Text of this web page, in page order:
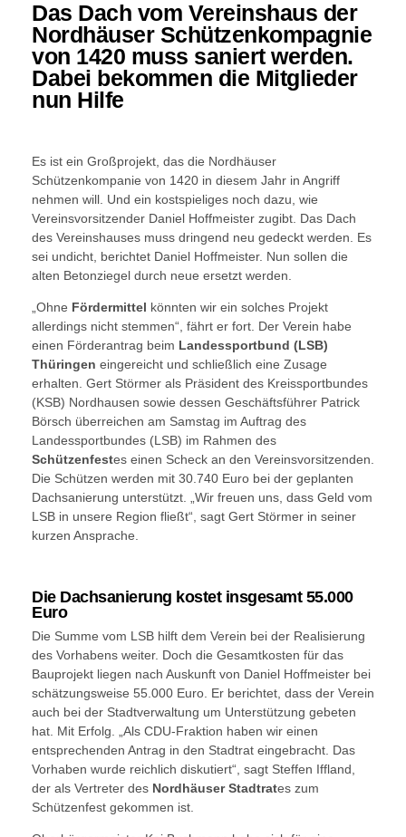
Das Dach vom Vereinshaus der
Nordhäuser Schützenkompagnie
von 1420 muss saniert werden.
Dabei bekommen die Mitglieder
nun Hilfe
Es ist ein Großprojekt, das die Nordhäuser
Schützenkompanie von 1420 in diesem Jahr in Angriff
nehmen will. Und ein kostspieliges noch dazu, wie
Vereinsvorsitzender Daniel Hoffmeister zugibt. Das Dach
des Vereinshauses muss dringend neu gedeckt werden. Es
sei undicht, berichtet Daniel Hoffmeister. Nun sollen die
alten Betonziegel durch neue ersetzt werden.
„Ohne Fördermittel könnten wir ein solches Projekt
allerdings nicht stemmen“, fährt er fort. Der Verein habe
einen Förderantrag beim Landessportbund (LSB)
Thüringen eingereicht und schließlich eine Zusage
erhalten. Gert Störmer als Präsident des Kreissportbundes
(KSB) Nordhausen sowie dessen Geschäftsführer Patrick
Börsch überreichen am Samstag im Auftrag des
Landessportbundes (LSB) im Rahmen des
Schützenfestes einen Scheck an den Vereinsvorsitzenden.
Die Schützen werden mit 30.740 Euro bei der geplanten
Dachsanierung unterstützt. „Wir freuen uns, dass Geld vom
LSB in unsere Region fließt“, sagt Gert Störmer in seiner
kurzen Ansprache.
Die Dachsanierung kostet insgesamt 55.000
Euro
Die Summe vom LSB hilft dem Verein bei der Realisierung
des Vorhabens weiter. Doch die Gesamtkosten für das
Bauprojekt liegen nach Auskunft von Daniel Hoffmeister bei
schätzungsweise 55.000 Euro. Er berichtet, dass der Verein
auch bei der Stadtverwaltung um Unterstützung gebeten
hat. Mit Erfolg. „Als CDU-Fraktion haben wir einen
entsprechenden Antrag in den Stadtrat eingebracht. Das
Vorhaben wurde reichlich diskutiert“, sagt Steffen Iffland,
der als Vertreter des Nordhäuser Stadtrates zum
Schützenfest gekommen ist.